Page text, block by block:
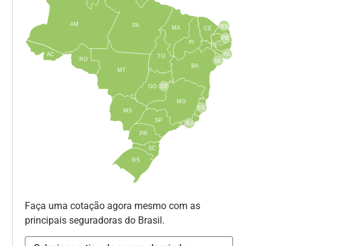
TO
BA
SE
PE
AL
RN
CE
PI
MA
PA
AM
AC
RO
MT
MS
GO
PR
SC
RS
SP
MG
RJ
ES
DF
PB
Faça uma cotação agora mesmo com as
principais seguradoras do Brasil.